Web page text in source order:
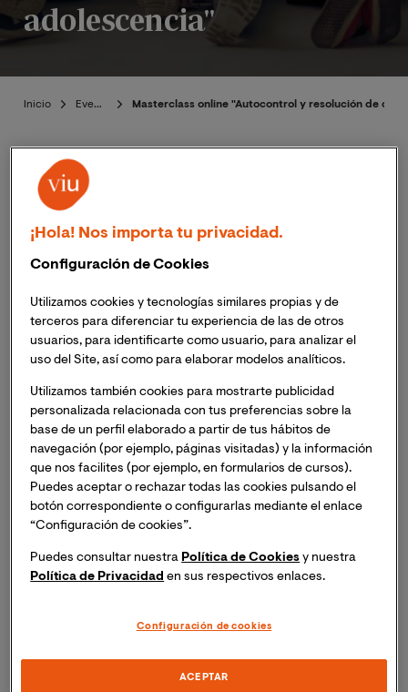
adolescencia"
Inicio Eventos Masterclass online "Autocontrol y resolución de
Presentación
Publicado:22/03/2023|Actualizado:
El próximo 29 de marzo de 2023, a las 18:00h (hora
España peninsular) ;11:00h (hora Perú), tendrá lugar
la Masterclass online "Autocontrol y resolución de
conflictos en la adolescencia".Inscripción necesaria.
Recibirás el mismo día del evento un enlace para
acceder a la sesión online.
Es esencial el autodominio, la capacidad de anticipar,
de elaborar, de buscar alternativas, de dar respuesta a
las preguntas y a la incertidumbre, de aceptar la
lenguaje y el sentido del humor, de compadecerse, de
estos elementos que hacen del ser humano, persona,
que tratan de valores éticos y morales, que entienden
que más allá de normas y leyes está el comportamiento
¡Hola! Nos importa tu privacidad.
Configuración de Cookies
Utilizamos cookies y tecnologías similares propias y de
terceros para diferenciar tu experiencia de las de otros
usuarios, para identificarte como usuario, para analizar el
uso del Site, así como para elaborar modelos analíticos.
Utilizamos también cookies para mostrarte publicidad
personalizada relacionada con tus preferencias sobre la
base de un perfil elaborado a partir de tus hábitos de
navegación (por ejemplo, páginas visitadas) y la información
que nos facilites (por ejemplo, en formularios de cursos).
Puedes aceptar o rechazar todas las cookies pulsando el
botón correspondiente o configurarlas mediante el enlace
“Configuración de cookies”.
Puedes consultar nuestra Política de Cookies y nuestra
Política de Privacidad en sus respectivos enlaces.
Configuración de cookies
ACEPTAR